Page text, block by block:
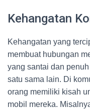
Kehangatan
Kehangatan yang
membuat hubungan
yang santai dan
satu sama lain. Di
orang memiliki kisah
mobil mereka.